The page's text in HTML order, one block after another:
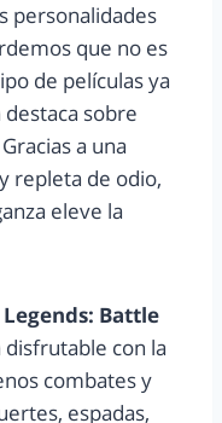
personalidades
que no es
de películas ya
sobre
a una
repleta de odio,
eleve la
Battle
disfrutable con la
combates y
espadas,